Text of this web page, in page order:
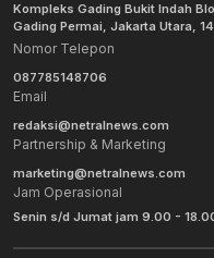
Kompleks Gading Bukit Indah
Gading Permai, Jakarta Utara,
Nomor Telepon
087785148706
Email
redaksi@netralnews.com
Partnership & Marketing
marketing@netralnews.com
Jam Operasional
Senin s/d Jumat jam 9.00 -